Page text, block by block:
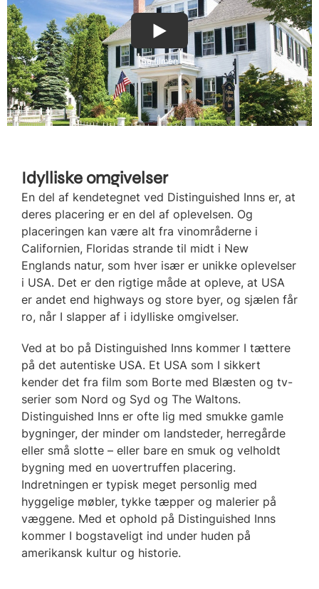
Se filmen
Idylliske omgivelser
En del af kendetegnet ved Distinguished Inns er, at
deres placering er en del af oplevelsen. Og
placeringen kan være alt fra vinområderne i
Californien, Floridas strande til midt i New
Englands natur, som hver især er unikke oplevelser
i USA. Det er den rigtige måde at opleve, at USA
er andet end highways og store byer, og sjælen får
ro, når I slapper af i idylliske omgivelser.
Ved at bo på Distinguished Inns kommer I tættere
på det autentiske USA. Et USA som I sikkert
kender det fra film som Borte med Blæsten og tv-
serier som Nord og Syd og The Waltons.
Distinguished Inns er ofte lig med smukke gamle
bygninger, der minder om landsteder, herregårde
eller små slotte – eller bare en smuk og velholdt
bygning med en uovertruffen placering.
Indretningen er typisk meget personlig med
hyggelige møbler, tykke tæpper og malerier på
væggene. Med et ophold på Distinguished Inns
kommer I bogstaveligt ind under huden på
amerikansk kultur og historie.